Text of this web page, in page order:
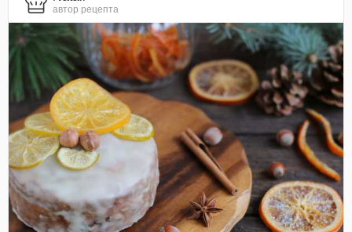
автор рецепта